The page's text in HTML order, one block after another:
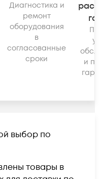
Диагностика и
ремонт
оборудования
в
согласованные
сроки
и
выбор по
товары в